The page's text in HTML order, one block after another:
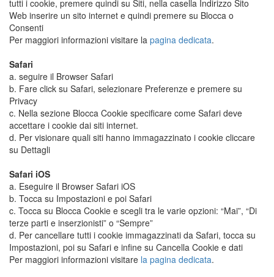
tutti i cookie, premere quindi su Siti, nella casella Indirizzo Sito
Web inserire un sito internet e quindi premere su Blocca o
Consenti
Per maggiori informazioni visitare la pagina dedicata.
Safari
a. seguire il Browser Safari
b. Fare click su Safari, selezionare Preferenze e premere su
Privacy
c. Nella sezione Blocca Cookie specificare come Safari deve
accettare i cookie dai siti internet.
d. Per visionare quali siti hanno immagazzinato i cookie cliccare
su Dettagli
Safari iOS
a. Eseguire il Browser Safari iOS
b. Tocca su Impostazioni e poi Safari
c. Tocca su Blocca Cookie e scegli tra le varie opzioni: “Mai”, “Di
terze parti e inserzionisti” o “Sempre”
d. Per cancellare tutti i cookie immagazzinati da Safari, tocca su
Impostazioni, poi su Safari e infine su Cancella Cookie e dati
Per maggiori informazioni visitare la pagina dedicata.